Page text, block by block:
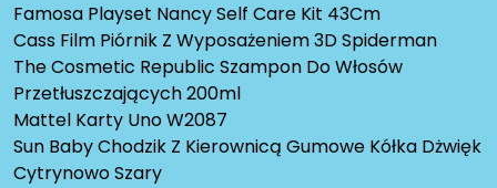
Famosa Playset Nancy Self Care Kit 43Cm
Cass Film Piórnik Z Wyposażeniem 3D Spiderman
The Cosmetic Republic Szampon Do Włosów
Przetłuszczających 200ml
Mattel Karty Uno W2087
Sun Baby Chodzik Z Kierownicą Gumowe Kółka Dżwięk
Cytrynowo Szary